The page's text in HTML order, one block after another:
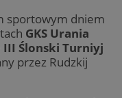
sportowym dniem
GKS Urania
III Ślonski Turniyj
przez Rudzkij